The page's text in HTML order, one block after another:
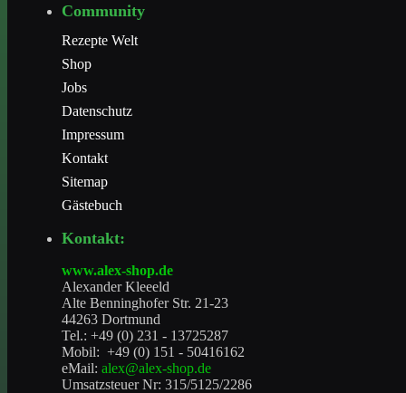
Community
Rezepte Welt
Shop
Jobs
Datenschutz
Impressum
Kontakt
Sitemap
Gästebuch
Kontakt:
www.alex-shop.de
Alexander Kleeeld
Alte Benninghofer Str. 21-23
44263 Dortmund
Tel.: +49 (0) 231 - 13725287
Mobil: +49 (0) 151 - 50416162
eMail: alex@alex-shop.de
Umsatzsteuer Nr: 315/5125/2286